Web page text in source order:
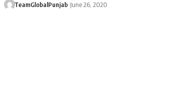
TeamGlobalPunjab June 26, 2020